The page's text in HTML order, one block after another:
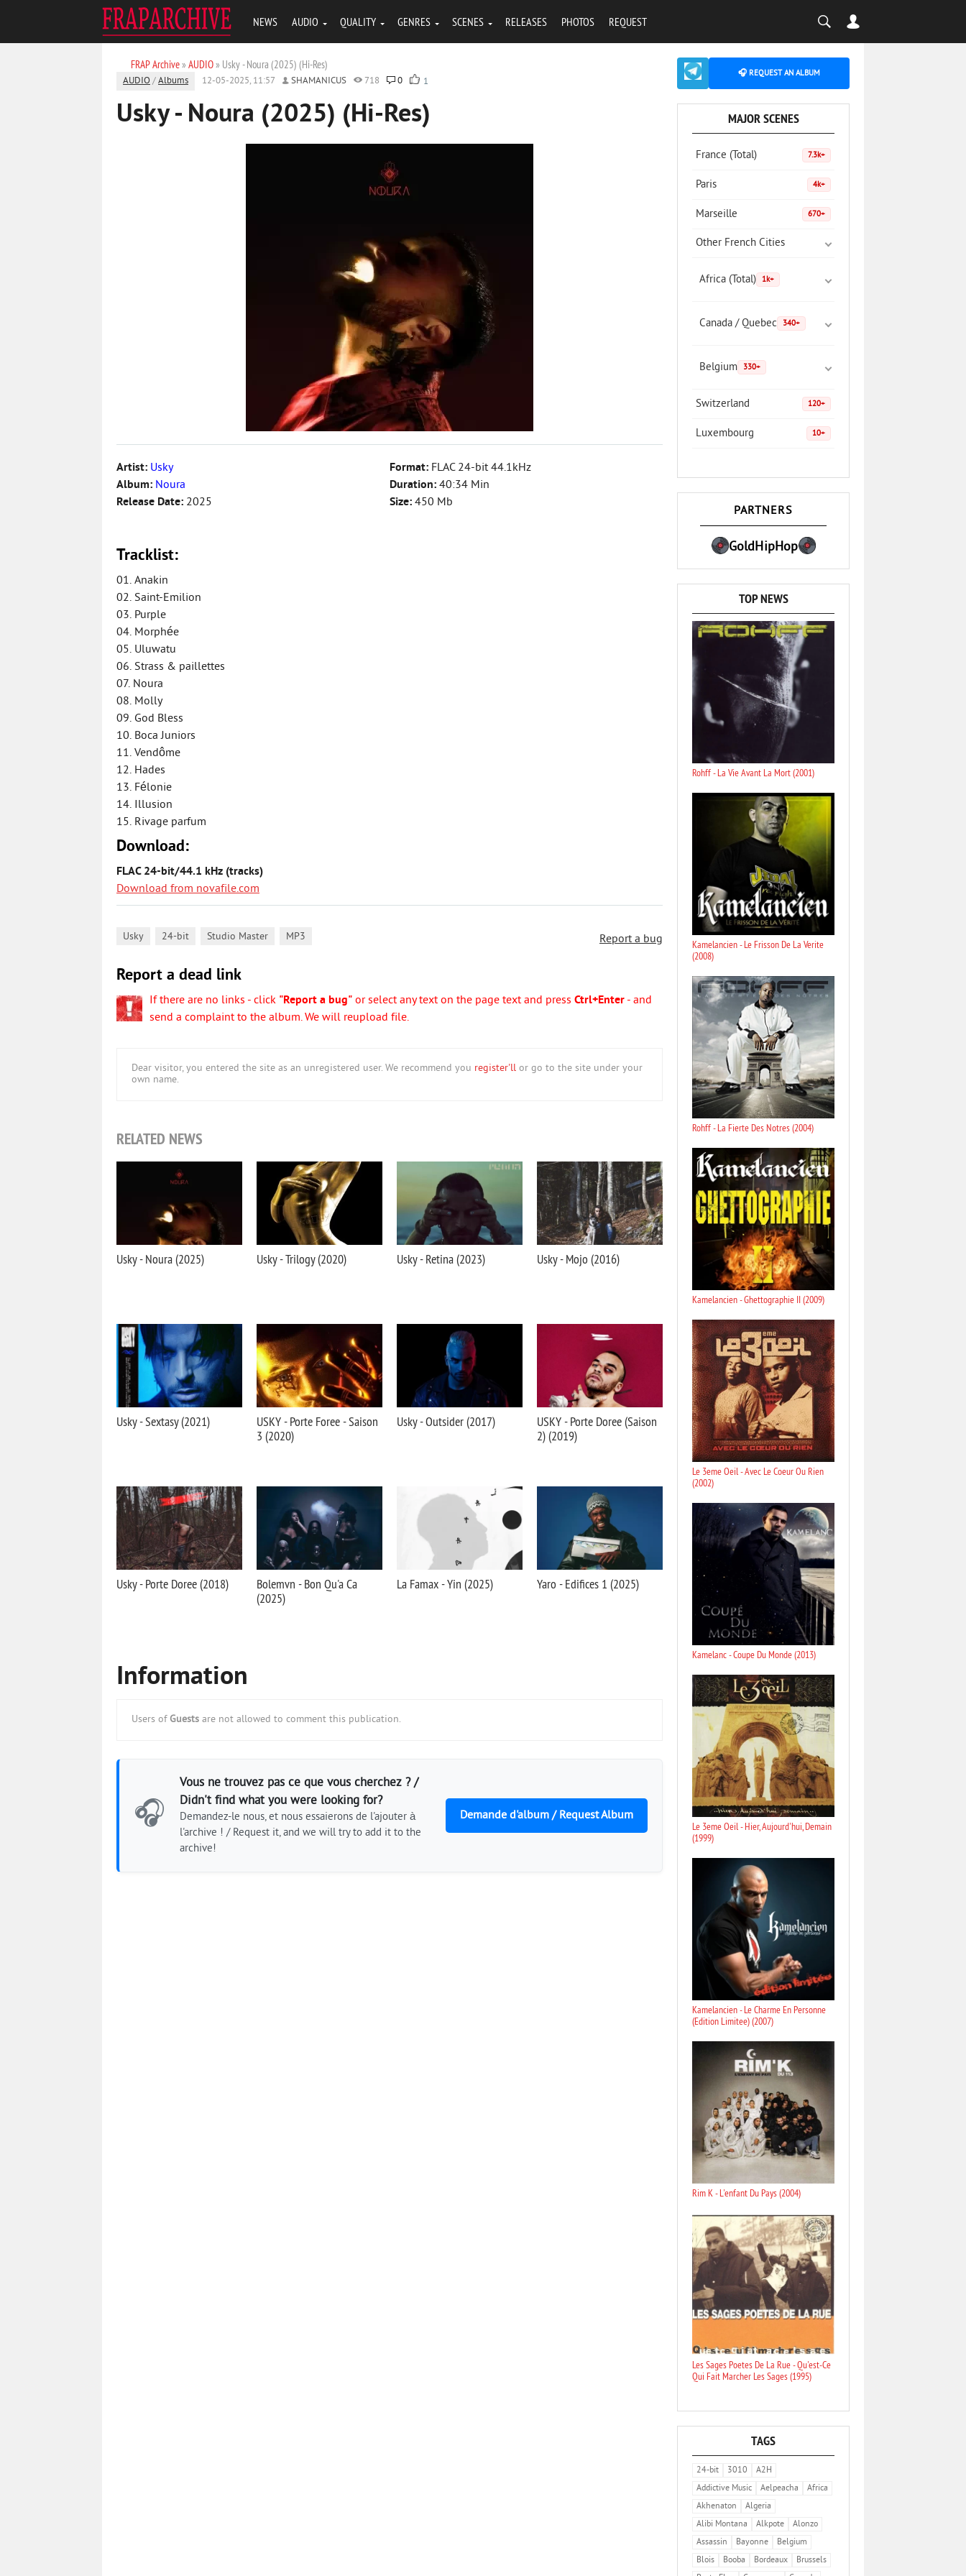
NEWS AUDIO QUALITY GENRES SCENES RELEASES PHOTOS REQUEST
FRAP Archive» AUDIO» Usky - Noura (2025) (Hi-Res)
AUDIO /Albums 12-05-2025, 11:57 SHAMANICUS 718 0 1
Usky - Noura (2025) (Hi-Res)
Artist: Usky
Album: Noura
Release Date: 2025
Format: FLAC 24-bit 44.1kHz
Duration: 40:34 Min
Size: 450 Mb
Tracklist:
01. Anakin
02. Saint-Emilion
03. Purple
04. Morphée
05. Uluwatu
06. Strass & paillettes
07. Noura
08. Molly
09. God Bless
10. Boca Juniors
11. Vendôme
12. Hades
13. Félonie
14. Illusion
15. Rivage parfum
Download:
FLAC 24-bit/44.1 kHz (tracks)
Download from novafile.com
Report a bug
Usky 24-bit Studio Master MP3
Report a dead link
If there are no links - click "Report a bug" or select any text on the page text and press Ctrl+Enter - and
send a complaint to the album. We will reupload file.
Dear visitor, you entered the site as an unregistered user. We recommend you register'll or go to the site under your
own name.
RELATED NEWS
Usky - Noura (2025) Usky - Trilogy (2020) Usky - Retina (2023) Usky - Mojo (2016)
Usky - Sextasy (2021)
USKY - Porte Foree - Saison
3 (2020)
Usky - Outsider (2017)
USKY - Porte Doree (Saison
2) (2019)
Usky - Porte Doree (2018)
Bolemvn - Bon Qu'a Ca
(2025)
La Famax - Yin (2025) Yaro - Edifices 1 (2025)
Information
Users of Guests are not allowed to comment this publication.
🎧
Vous ne trouvez pas ce que vous cherchez ? /
Didn't find what you were looking for?
Demandez-le nous, et nous essaierons de l'ajouter à
l'archive ! / Request it, and we will try to add it to the
archive!
Demande d'album / Request Album
🎧 REQUEST AN ALBUM
MAJOR SCENES
France (Total) 7.3k+
Paris 4k+
Marseille 670+
Other French Cities
Africa (Total) 1k+
Canada / Quebec 340+
Belgium 330+
Switzerland 120+
Luxembourg 10+
PARTNERS
GoldHipHop
TOP NEWS
Rohff - La Vie Avant La Mort (2001)
Kamelancien - Le Frisson De La Verite
(2008)
Rohff - La Fierte Des Notres (2004)
Kamelancien - Ghettographie II (2009)
Le 3eme Oeil - Avec Le Coeur Ou Rien
(2002)
Kamelanc - Coupe Du Monde (2013)
Le 3eme Oeil - Hier, Aujourd'hui, Demain
(1999)
Kamelancien - Le Charme En Personne
(Edition Limitee) (2007)
Rim K - L'enfant Du Pays (2004)
Les Sages Poetes De La Rue - Qu'est-Ce
Qui Fait Marcher Les Sages (1995)
TAGS
24-bit 3010
A2H
Addictive Music
Aelpeacha
Africa
Akhenaton
Algeria
Alibi Montana
Alkpote
Alonzo
Assassin
Bayonne
Belgium
Blois
Booba Bordeaux
Brussels